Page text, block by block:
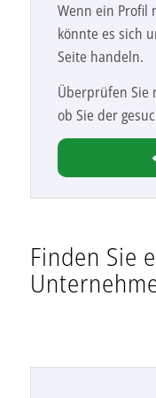
Wenn ein Profil
könnte es sich
Seite handeln.
Überprüfen Sie
ob Sie der
Finden Sie